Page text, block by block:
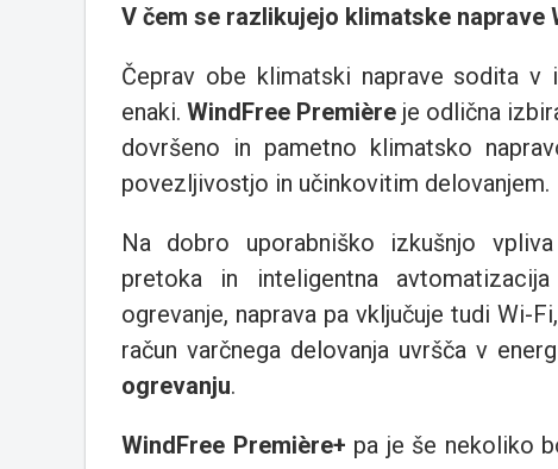
V čem se razlikujejo klimatske naprave
Čeprav obe klimatski naprave sodita
enaki. WindFree Première je odlična
dovršeno in pametno klimatsko
povezljivostjo in učinkovitim delovanjem.
Na dobro uporabniško izkušnjo
pretoka in inteligentna
ogrevanje, naprava pa vključuje tudi Wi-
račun varčnega delovanja uvršča v
ogrevanju.
WindFree Première+ pa je še nekoliko